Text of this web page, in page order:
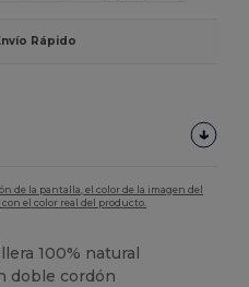
Rápido
de la pantalla, el color de la imagen del
el color real del producto.
100% natural
doble cordón